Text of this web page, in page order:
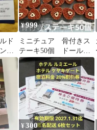
ド
グ
¥999
ミニチュア 骨付きス
テーキ50個 ドールハ
ウス ハンドメイド
DIY 料理
¥300